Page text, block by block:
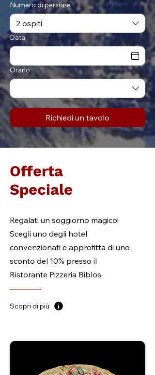
Numero di persone
2 ospiti
Data
Orario
Richiedi un tavolo
Offerta
Speciale
Regalati un soggiorno magico!
Scegli uno degli hotel
convenzionati e approfitta di uno
sconto del 10% presso il
Ristorante Pizzeria Biblos.
Scopri di più